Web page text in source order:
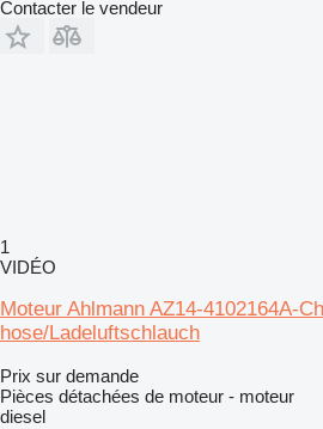
Contacter le vendeur
1
VIDÉO
Moteur Ahlmann AZ14-4102164A-
hose/Ladeluftschlauch
Prix sur demande
Pièces détachées de moteur - moteur
diesel